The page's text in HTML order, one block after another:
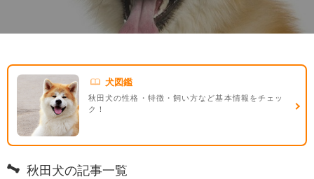
犬図鑑
秋田犬の性格・特徴・飼い方など基本情報をチェッ
ク！
秋田犬の記事一覧